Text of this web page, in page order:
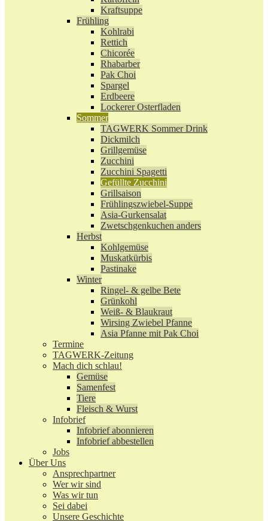
Kraftsuppe
Frühling
Kohlrabi
Rettich
Chicorée
Rhabarber
Pak Choi
Spargel
Erdbeere
Lockerer Osterfladen
Sommer
TAGWERK Sommer Drink
Dickmilch
Grillgemüse
Zucchini
Zucchini Spagetti
Gefüllte Zucchini
Grillsaison
Frühlingszwiebel-Suppe
Asia-Gurkensalat
Zwetschgenkuchen anders
Herbst
Kohlgemüse
Muskatkürbis
Pastinake
Winter
Ringel- & gelbe Bete
Grünkohl
Weiß- & Blaukraut
Wirsing Zwiebel Pfanne
Asia Pfanne mit Pak Choi
Termine
TAGWERK-Zeitung
Mach dich schlau!
Gemüse
Samenfest
Tiere
Fleisch & Wurst
Infobrief
Infobrief abonnieren
Infobrief abbestellen
Jobs
Über Uns
Ansprechpartner
Wer wir sind
Was wir tun
Sei dabei
Unsere Geschichte